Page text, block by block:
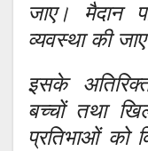
जाए। मैदान
व्यवस्था की
इसके अतिरिक्त
बच्चों तथा
प्रतिभाओं को